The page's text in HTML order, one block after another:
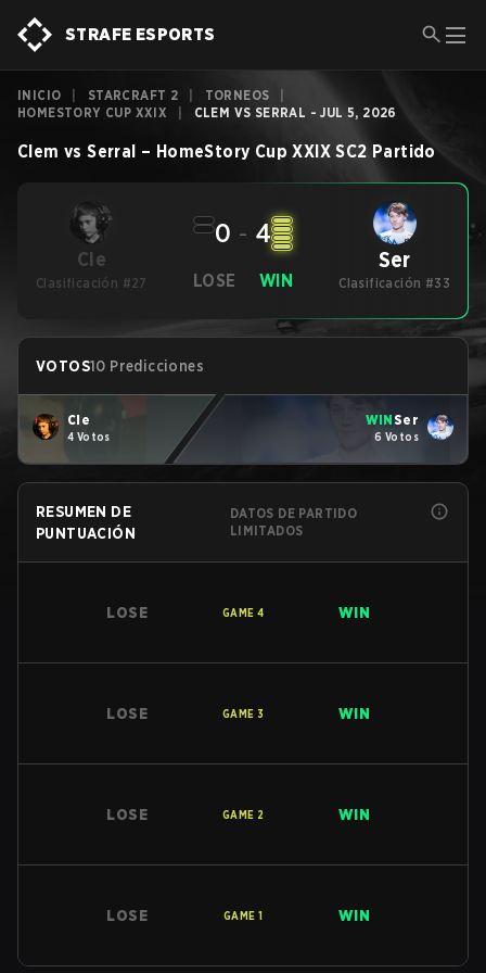
STRAFE ESPORTS
INICIO STARCRAFT 2 TORNEOS
HOMESTORY CUP XXIX
CLEM VS SERRAL - JUL 5, 2026
Clem vs Serral – HomeStory Cup XXIX SC2 Partido
Cle
Clasificación #27 LOSE
0 - 4
WIN
Ser
Clasificación #33
VOTOS10 Predicciones
Cle
4 Votos
WINSer
6 Votos
RESUMEN DE
PUNTUACIÓN
DATOS DE PARTIDO
LIMITADOS
LOSE GAME 4 WIN
LOSE GAME 3 WIN
LOSE GAME 2 WIN
LOSE GAME 1 WIN